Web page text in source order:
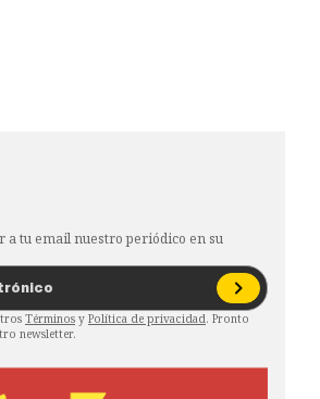
a tu email nuestro periódico en su
Términos y Política de privacidad. Pronto
newsletter.